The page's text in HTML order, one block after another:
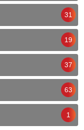
31
19
37
63
1